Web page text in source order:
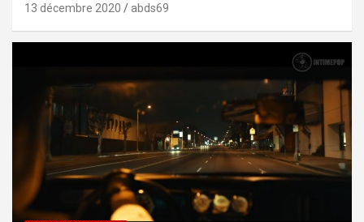
13 décembre 2020 abds69